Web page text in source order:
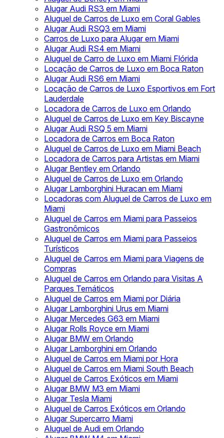
Alugar Audi RS3 em Miami
Aluguel de Carros de Luxo em Coral Gables
Alugar Audi RSQ3 em Miami
Carros de Luxo para Alugar em Miami
Alugar Audi RS4 em Miami
Aluguel de Carro de Luxo em Miami Flórida
Locação de Carros de Luxo em Boca Raton
Alugar Audi RS6 em Miami
Locação de Carros de Luxo Esportivos em Fort
Lauderdale
Locadora de Carros de Luxo em Orlando
Aluguel de Carros de Luxo em Key Biscayne
Alugar Audi RSQ 5 em Miami
Locadora de Carros em Boca Raton
Aluguel de Carros de Luxo em Miami Beach
Locadora de Carros para Artistas em Miami
Alugar Bentley em Orlando
Aluguel de Carros de Luxo em Orlando
Alugar Lamborghini Huracan em Miami
Locadoras com Aluguel de Carros de Luxo em
Miami
Aluguel de Carros em Miami para Passeios
Gastronômicos
Aluguel de Carros em Miami para Passeios
Turísticos
Aluguel de Carros em Miami para Viagens de
Compras
Aluguel de Carros em Orlando para Visitas A
Parques Temáticos
Aluguel de Carros em Miami por Diária
Alugar Lamborghini Urus em Miami
Alugar Mercedes G63 em Miami
Alugar Rolls Royce em Miami
Alugar BMW em Orlando
Alugar Lamborghini em Orlando
Aluguel de Carros em Miami por Hora
Aluguel de Carros em Miami South Beach
Aluguel de Carros Exóticos em Miami
Alugar BMW M3 em Miami
Alugar Tesla Miami
Aluguel de Carros Exóticos em Orlando
Alugar Supercarro Miami
Aluguel de Audi em Orlando